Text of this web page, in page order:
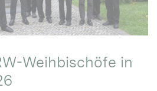
Weihbischöfe in